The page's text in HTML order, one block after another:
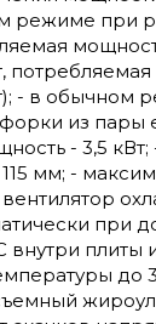
режиме при
- в обычном
из пары
- 3,5
мм; -
при
внутри плиты
до